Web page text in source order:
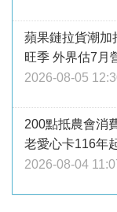
蘋果鏈拉貨潮加
旺季 外界估7月
2026-08-05
200點抵農會消
老愛心卡116年
2026-08-04